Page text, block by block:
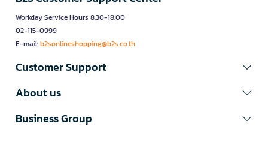
Workday Service Hours 8.30-18.00
02-115-0999
E-mail:b2sonlineshopping@b2s.co.th
Customer Support
About us
Business Group